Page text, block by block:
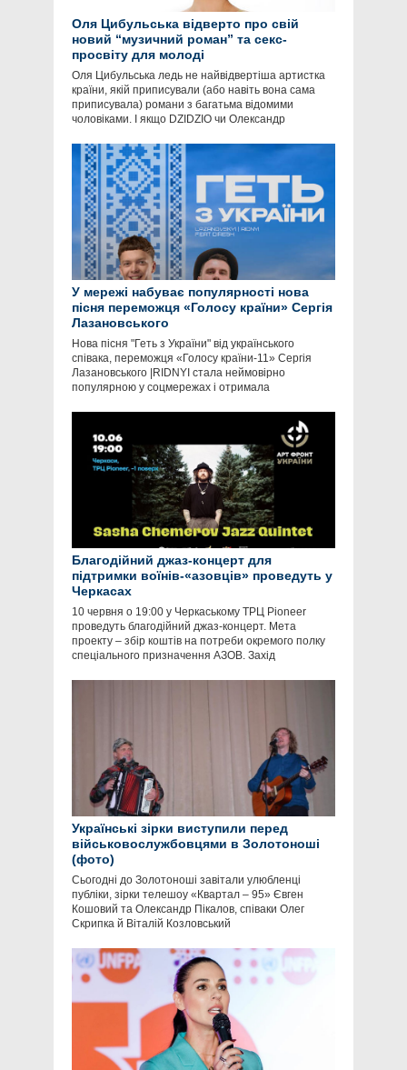
Оля Цибульська відверто про свій
новий “музичний роман” та секс-
просвіту для молоді
Оля Цибульська ледь не найвідвертіша артистка
країни, якій приписували (або навіть вона сама
приписувала) романи з багатьма відомими
чоловіками. І якщо DZIDZIO чи Олександр
У мережі набуває популярності нова
пісня переможця «Голосу країни» Сергія
Лазановського
Нова пісня "Геть з України" від українського
співака, переможця «Голосу країни-11» Сергія
Лазановського |RIDNYI стала неймовірно
популярною у соцмережах і отримала
Благодійний джаз-концерт для
підтримки воїнів-«азовців» проведуть у
Черкасах
10 червня о 19:00 у Черкаському ТРЦ Pioneer
проведуть благодійний джаз-концерт. Мета
проекту – збір коштів на потреби окремого полку
спеціального призначення АЗОВ. Захід
Українські зірки виступили перед
військовослужбовцями в Золотоноші
(фото)
Сьогодні до Золотоноші завітали улюбленці
публіки, зірки телешоу «Квартал – 95» Євген
Кошовий та Олександр Пікалов, співаки Олег
Скрипка й Віталій Козловський